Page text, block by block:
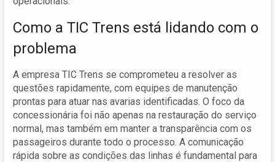
Como a TIC Trens está lidando com o
problema
A empresa TIC Trens se comprometeu a resolver as
questões rapidamente, com equipes de manutenção
prontas para atuar nas avarias identificadas. O foco da
concessionária foi não apenas na restauração do serviço
normal, mas também em manter a transparência com os
passageiros durante todo o processo. A comunicação
rápida sobre as condições das linhas é fundamental para